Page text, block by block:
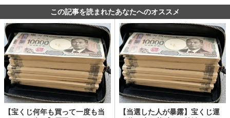
この記事を読まれたあなたへのオススメ
【宝くじ何年も買って一度も当
【当選した人が暴露】宝くじ運